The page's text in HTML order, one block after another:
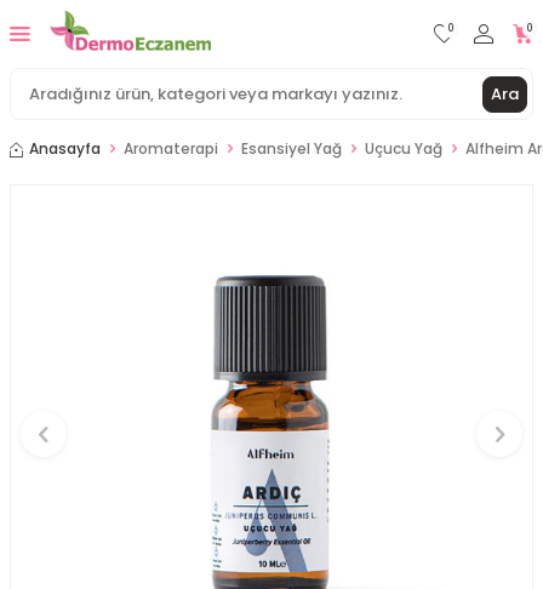
Ara
0 0
Anasayfa Aromaterapi Esansiyel Yağ Uçucu Yağ Alfheim